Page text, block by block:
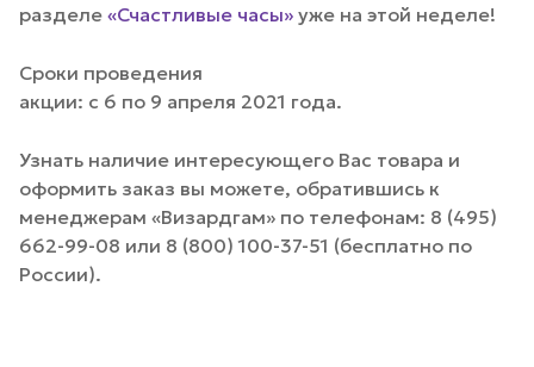
разделе «Счастливые часы» уже на этой неделе!
Сроки проведения
акции: с 6 по 9 апреля 2021 года.
Узнать наличие интересующего Вас товара и
оформить заказ вы можете, обратившись к
менеджерам «Визардгам» по телефонам: 8 (495)
662-99-08 или 8 (800) 100-37-51 (бесплатно по
России).